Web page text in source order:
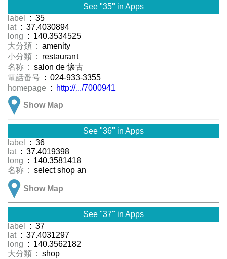
See "35" in Apps
label
: 35
lat : 37.4030894
long : 140.3534525
大分類 : amenity
小分類 : restaurant
名称 : salon de 懐古
電話番号 : 024-933-3355
homepage :
http://.../7000941
Show Map
See "36" in Apps
label
: 36
lat : 37.4019398
long : 140.3581418
名称 : select shop an
Show Map
See "37" in Apps
label
: 37
lat : 37.4031297
long : 140.3562182
大分類 : shop